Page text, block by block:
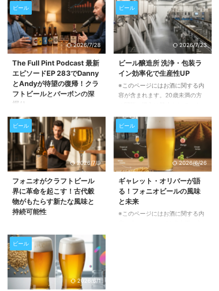
ビール
2026/7/28
The Full Pint Podcast 最新
エピソードEP 283でDanny
とAndyが待望の復帰！クラ
フトビールとバーボンの深
掘り
※このページにはお酒に関する内
容が含まれます。20歳未満の方
の閲覧・購入は禁止されていま
す。 この記事では、人気クラフ
トビールポッドキャスト「The
Full Pint Podcast」の最新エピソ
す。長期休暇を経て復帰したパー
ソナリティのDannyとAndyが、
ビール業界のトレンドやバーボン
市場との比較について語り合う、
す。クラフトビール愛好家はもち
ろん、市場の動向に興味がある方
もぜひご一読ください。 長期休
暇を経て待望の復帰！「The Fu
...
ビール
2026/7/23
ビール醸造所 洗浄・包装ラ
イン効率化で生産性UP
※このページにはお酒に関する内
容が含まれます。20歳未満の方
所におけるタンク洗浄、衛生管
理、そして包装ラインの効率化が
いかに重要か、そしてそれらを実
現するための具体的な方法につい
て詳しく解説します。生産性向上
とコスト削減に繋がるヒントが満
載です。 醸造所の衛生管理がな
ぜ重要なのか ビール醸造所にと
って、衛生管理は単に清潔さを保
つ以上の意味を持ちます。これ
ビール
2026/7/9
フォニオがクラフトビール
界に革命を起こす！古代穀
物がもたらす新たな風味と
持続可能性
容が含まれます。20歳未満の方
の閲覧・購入は禁止されていま
す。 近年、クラフトビール業界
でひそかに注目を集めている「フ
ォニオ」という古代穀物をご存存
じでしょうか。西アフリカ原産の
ビール
2026/6/26
ギャレット・オリバーが語
る！フォニオビールの風味
と未来
※このページにはお酒に関する内
ビール
2026/6/1